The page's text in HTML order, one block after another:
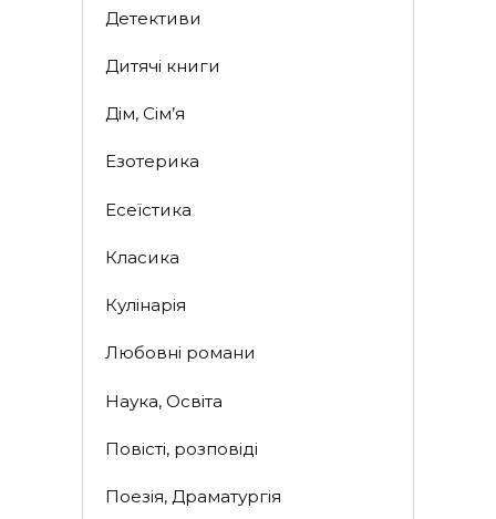
Детективи
Дитячі книги
Дім, Сім’я
Езотерика
Есеїстика
Класика
Кулінарія
Любовні романи
Наука, Освіта
Повісті, розповіді
Поезія, Драматургія